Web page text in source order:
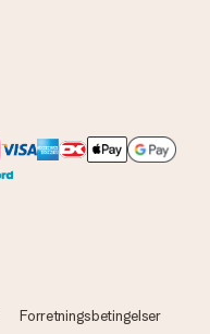
Forretningsbetingelser